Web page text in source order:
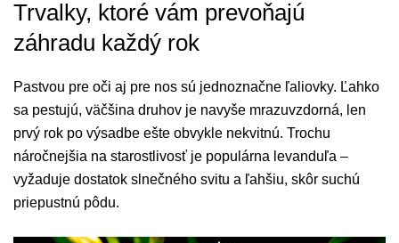
Trvalky, ktoré vám prevoňajú
záhradu každý rok
Pastvou pre oči aj pre nos sú jednoznačne ľaliovky. Ľahko
sa pestujú, väčšina druhov je navyše mrazuvzdorná, len
prvý rok po výsadbe ešte obvykle nekvitnú. Trochu
náročnejšia na starostlivosť je populárna levanduľa –
vyžaduje dostatok slnečného svitu a ľahšiu, skôr suchú
priepustnú pôdu.